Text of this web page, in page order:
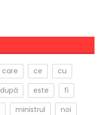
care ce
cu
după este
fi
ministrul
noi